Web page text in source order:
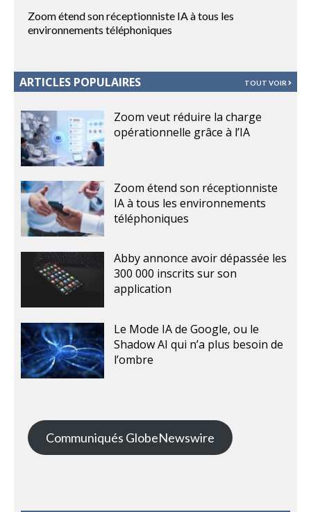
Zoom étend son réceptionniste IA à tous les
environnements téléphoniques
ARTICLES POPULAIRES TOUT VOIR
Zoom veut réduire la charge
opérationnelle grâce à l’IA
Zoom étend son réceptionniste
IA à tous les environnements
téléphoniques
Abby annonce avoir dépassée les
300 000 inscrits sur son
application
Le Mode IA de Google, ou le
Shadow AI qui n’a plus besoin de
l’ombre
Communiqués GlobeNewswire